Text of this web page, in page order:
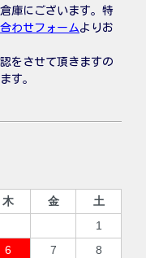
庫にございます。特
わせフォームよりお
をさせて頂きますの
す。
木 金
土
1
6 7
8